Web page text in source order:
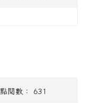
閱數： 631